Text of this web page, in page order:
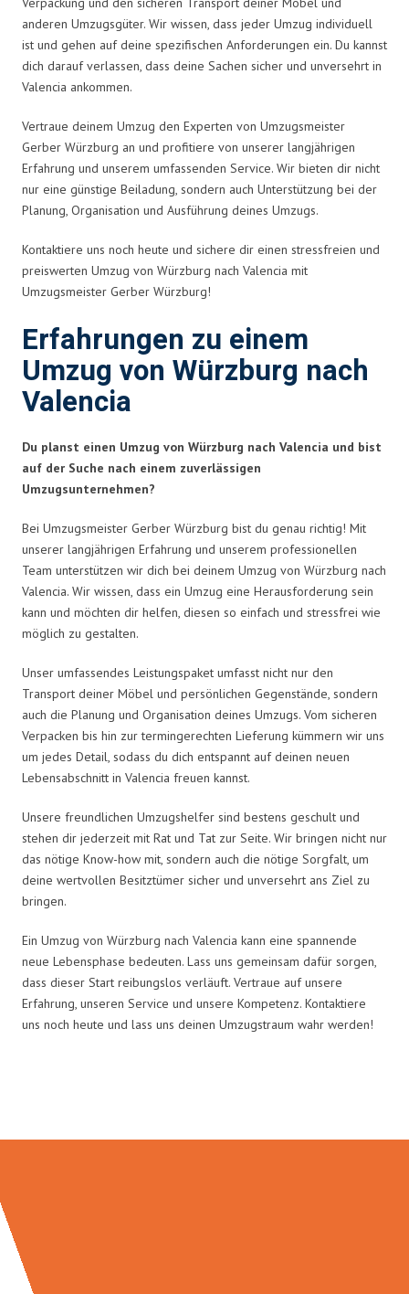
anderen Umzugsgüter. Wir wissen, dass jeder Umzug individuell
ist und gehen auf deine spezifischen Anforderungen ein. Du kannst
dich darauf verlassen, dass deine Sachen sicher und unversehrt in
Valencia ankommen.
Vertraue deinem Umzug den Experten von Umzugsmeister
Gerber Würzburg an und profitiere von unserer langjährigen
Erfahrung und unserem umfassenden Service. Wir bieten dir nicht
nur eine günstige Beiladung, sondern auch Unterstützung bei der
Planung, Organisation und Ausführung deines Umzugs.
Kontaktiere uns noch heute und sichere dir einen stressfreien und
preiswerten Umzug von Würzburg nach Valencia mit
Umzugsmeister Gerber Würzburg!
Erfahrungen zu einem
Umzug von Würzburg nach
Valencia
Du planst einen Umzug von Würzburg nach Valencia und bist
auf der Suche nach einem zuverlässigen
Umzugsunternehmen?
Bei Umzugsmeister Gerber Würzburg bist du genau richtig! Mit
unserer langjährigen Erfahrung und unserem professionellen
Team unterstützen wir dich bei deinem Umzug von Würzburg nach
Valencia. Wir wissen, dass ein Umzug eine Herausforderung sein
kann und möchten dir helfen, diesen so einfach und stressfrei wie
möglich zu gestalten.
Unser umfassendes Leistungspaket umfasst nicht nur den
Transport deiner Möbel und persönlichen Gegenstände, sondern
auch die Planung und Organisation deines Umzugs. Vom sicheren
Verpacken bis hin zur termingerechten Lieferung kümmern wir uns
um jedes Detail, sodass du dich entspannt auf deinen neuen
Lebensabschnitt in Valencia freuen kannst.
Unsere freundlichen Umzugshelfer sind bestens geschult und
stehen dir jederzeit mit Rat und Tat zur Seite. Wir bringen nicht nur
das nötige Know-how mit, sondern auch die nötige Sorgfalt, um
deine wertvollen Besitztümer sicher und unversehrt ans Ziel zu
bringen.
Ein Umzug von Würzburg nach Valencia kann eine spannende
neue Lebensphase bedeuten. Lass uns gemeinsam dafür sorgen,
dass dieser Start reibungslos verläuft. Vertraue auf unsere
Erfahrung, unseren Service und unsere Kompetenz. Kontaktiere
uns noch heute und lass uns deinen Umzugstraum wahr werden!